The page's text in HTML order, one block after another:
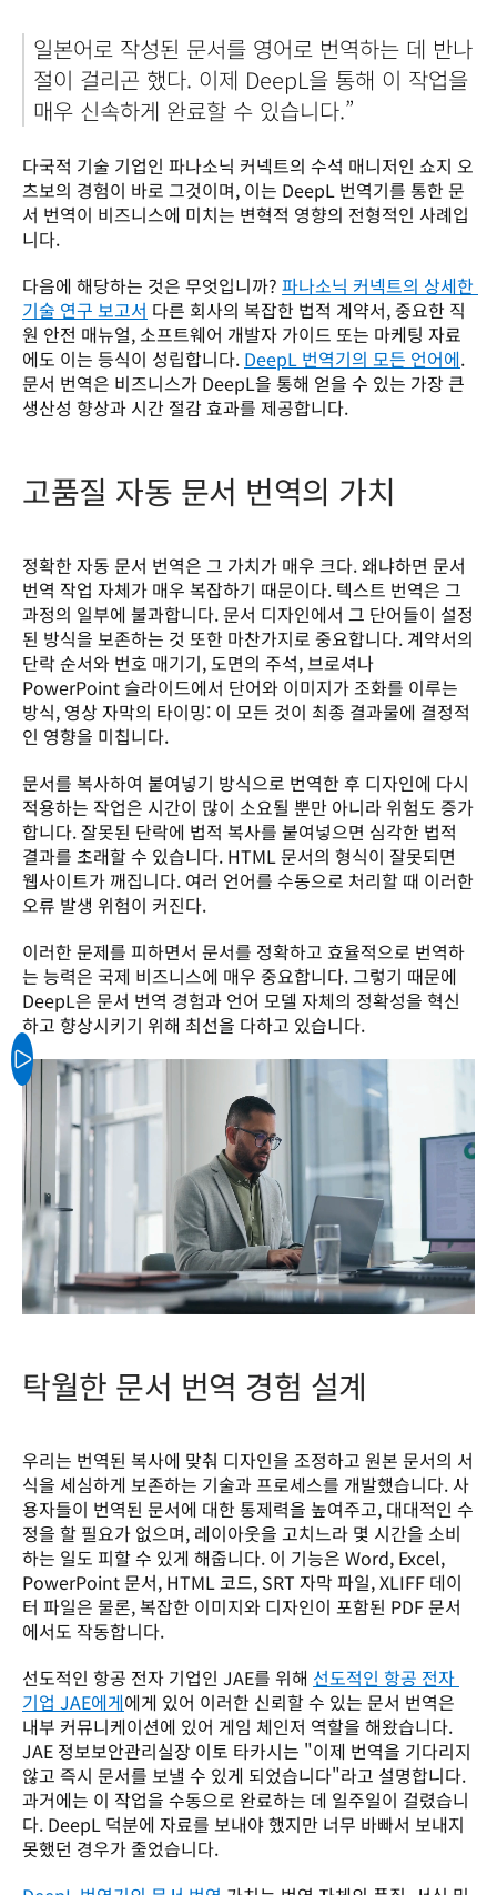
일본어로 작성된 문서를 영어로 번역하는 데 반나
절이 걸리곤 했다. 이제 DeepL을 통해 이 작업을
매우 신속하게 완료할 수 있습니다.”
다국적 기술 기업인 파나소닉 커넥트의 수석 매니저인 쇼지 오
츠보의 경험이 바로 그것이며, 이는 DeepL 번역기를 통한 문
서 번역이 비즈니스에 미치는 변혁적 영향의 전형적인 사례입
니다.
다음에 해당하는 것은 무엇입니까? 파나소닉 커넥트의 상세한
기술 연구 보고서 다른 회사의 복잡한 법적 계약서, 중요한 직
원 안전 매뉴얼, 소프트웨어 개발자 가이드 또는 마케팅 자료
에도 이는 등식이 성립합니다. DeepL 번역기의 모든 언어에.
문서 번역은 비즈니스가 DeepL을 통해 얻을 수 있는 가장 큰
생산성 향상과 시간 절감 효과를 제공합니다.
고품질 자동 문서 번역의 가치
정확한 자동 문서 번역은 그 가치가 매우 크다. 왜냐하면 문서
번역 작업 자체가 매우 복잡하기 때문이다. 텍스트 번역은 그
과정의 일부에 불과합니다. 문서 디자인에서 그 단어들이 설정
된 방식을 보존하는 것 또한 마찬가지로 중요합니다. 계약서의
단락 순서와 번호 매기기, 도면의 주석, 브로셔나
PowerPoint 슬라이드에서 단어와 이미지가 조화를 이루는
방식, 영상 자막의 타이밍: 이 모든 것이 최종 결과물에 결정적
인 영향을 미칩니다.
문서를 복사하여 붙여넣기 방식으로 번역한 후 디자인에 다시
적용하는 작업은 시간이 많이 소요될 뿐만 아니라 위험도 증가
합니다. 잘못된 단락에 법적 복사를 붙여넣으면 심각한 법적
결과를 초래할 수 있습니다. HTML 문서의 형식이 잘못되면
웹사이트가 깨집니다. 여러 언어를 수동으로 처리할 때 이러한
오류 발생 위험이 커진다.
이러한 문제를 피하면서 문서를 정확하고 효율적으로 번역하
는 능력은 국제 비즈니스에 매우 중요합니다. 그렇기 때문에
DeepL은 문서 번역 경험과 언어 모델 자체의 정확성을 혁신
하고 향상시키기 위해 최선을 다하고 있습니다.
탁월한 문서 번역 경험 설계
우리는 번역된 복사에 맞춰 디자인을 조정하고 원본 문서의 서
식을 세심하게 보존하는 기술과 프로세스를 개발했습니다. 사
용자들이 번역된 문서에 대한 통제력을 높여주고, 대대적인 수
정을 할 필요가 없으며, 레이아웃을 고치느라 몇 시간을 소비
하는 일도 피할 수 있게 해줍니다. 이 기능은 Word, Excel,
PowerPoint 문서, HTML 코드, SRT 자막 파일, XLIFF 데이
터 파일은 물론, 복잡한 이미지와 디자인이 포함된 PDF 문서
에서도 작동합니다.
선도적인 항공 전자 기업인 JAE를 위해 선도적인 항공 전자
기업 JAE에게에게 있어 이러한 신뢰할 수 있는 문서 번역은
내부 커뮤니케이션에 있어 게임 체인저 역할을 해왔습니다.
JAE 정보보안관리실장 이토 타카시는 "이제 번역을 기다리지
않고 즉시 문서를 보낼 수 있게 되었습니다"라고 설명합니다.
과거에는 이 작업을 수동으로 완료하는 데 일주일이 걸렸습니
다. DeepL 덕분에 자료를 보내야 했지만 너무 바빠서 보내지
못했던 경우가 줄었습니다.